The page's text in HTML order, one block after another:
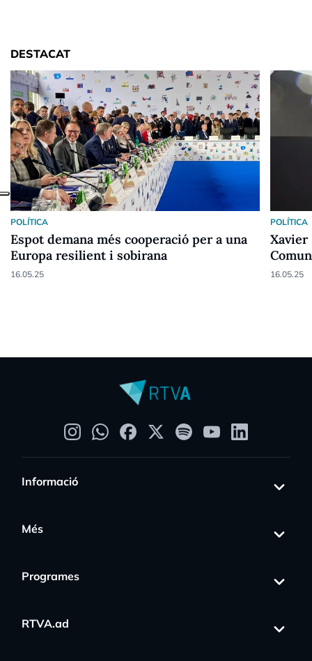
DESTACAT
POLÍTICA
Espot demana més cooperació per a una
Europa resilient i sobirana
16.05.25
POLÍTICA
Xavier
16.05.25
Informació
Més
Programes
RTVA.ad